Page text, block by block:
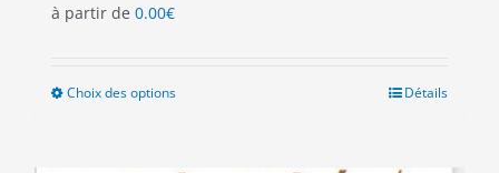
à partir de 0.00€
Choix des optionsCe
plusieurs
Détails